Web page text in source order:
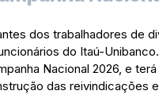
dos trabalhadores de
do Itaú-
Nacional 2026, e
das reivindicações